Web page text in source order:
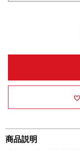
商品説明